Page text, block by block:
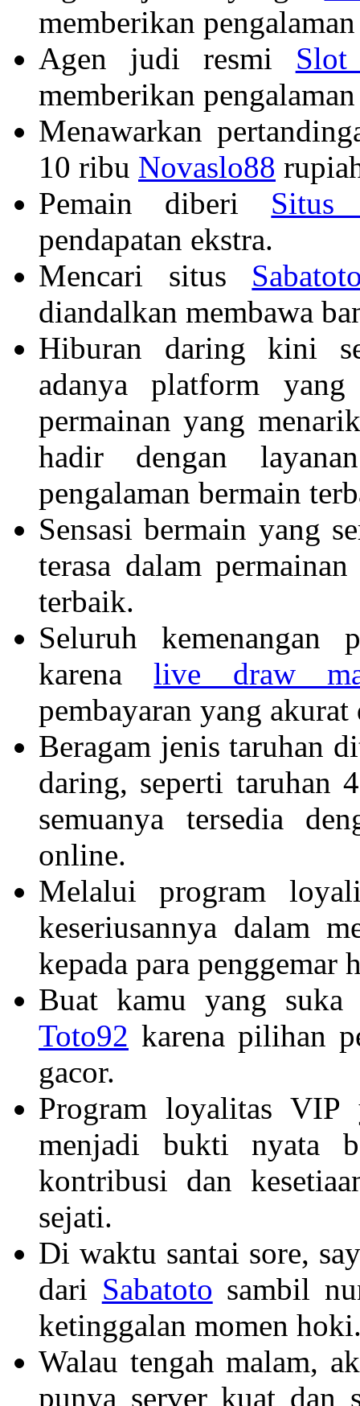
memberikan
Agen judi resmi
memberikan
Menawarkan
10 ribu Novaslo88
Pemain diberi Situs
pendapatan ekstra.
Mencari situs
diandalkan membawa
Hiburan daring kini
adanya platform
permainan yang
hadir dengan
pengalaman bermain
Sensasi bermain yang
terasa dalam
terbaik.
Seluruh kemenangan
karenalive draw
pembayaran yang akurat
Beragam jenis taruhan
daring, seperti taruhan
semuanya tersedia
online.
Melalui program
keseriusannya dalam
kepada para penggemar
Buat kamu yang
Toto92 karena pilihan
gacor.
Program loyalitas
menjadi bukti nyata
kontribusi dan
sejati.
Di waktu santai sore,
dari Sabatoto sambil
ketinggalan momen
Walau tengah malam,
punya server kuat dan